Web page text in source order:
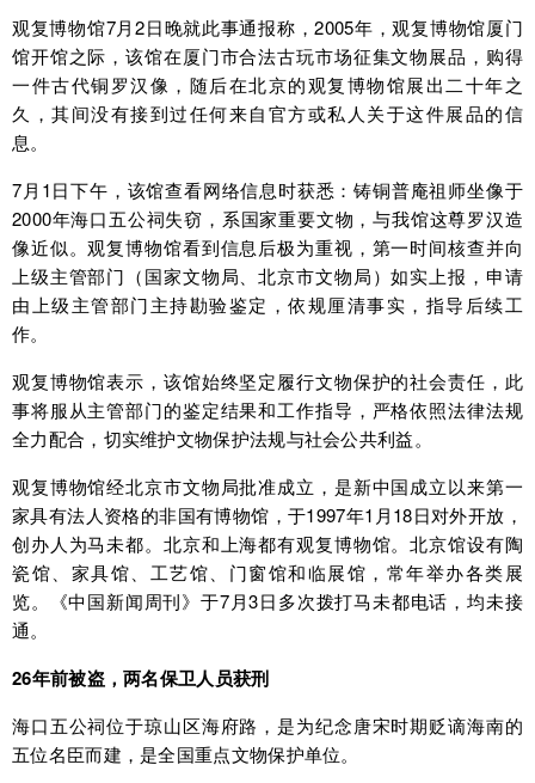
观复博物馆7月2日晚就此事通报称，2005年，观复博物馆厦门
馆开馆之际，该馆在厦门市合法古玩市场征集文物展品，购得
一件古代铜罗汉像，随后在北京的观复博物馆展出二十年之
久，其间没有接到过任何来自官方或私人关于这件展品的信
息。
7月1日下午，该馆查看网络信息时获悉：铸铜普庵祖师坐像于
2000年海口五公祠失窃，系国家重要文物，与我馆这尊罗汉造
像近似。观复博物馆看到信息后极为重视，第一时间核查并向
上级主管部门（国家文物局、北京市文物局）如实上报，申请
由上级主管部门主持勘验鉴定，依规厘清事实，指导后续工
作。
观复博物馆表示，该馆始终坚定履行文物保护的社会责任，此
事将服从主管部门的鉴定结果和工作指导，严格依照法律法规
全力配合，切实维护文物保护法规与社会公共利益。
观复博物馆经北京市文物局批准成立，是新中国成立以来第一
家具有法人资格的非国有博物馆，于1997年1月18日对外开放，
创办人为马未都。北京和上海都有观复博物馆。北京馆设有陶
瓷馆、家具馆、工艺馆、门窗馆和临展馆，常年举办各类展
览。《中国新闻周刊》于7月3日多次拨打马未都电话，均未接
通。
26年前被盗，两名保卫人员获刑
海口五公祠位于琼山区海府路，是为纪念唐宋时期贬谪海南的
五位名臣而建，是全国重点文物保护单位。